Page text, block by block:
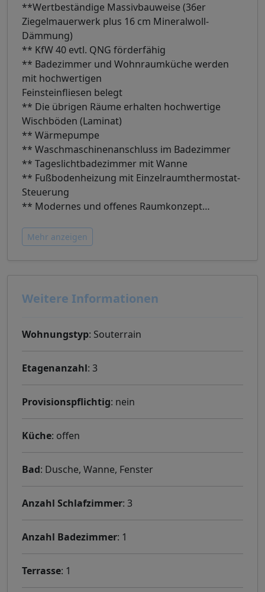
**Wertbeständige Massivbauweise (36er
Ziegelmauerwerk plus 16 cm Mineralwoll-
Dämmung)
** KfW 40 evtl. QNG förderfähig
** Badezimmer und Wohnraumküche werden
mit hochwertigen
Feinsteinfliesen belegt
** Die übrigen Räume erhalten hochwertige
Wischböden (Laminat)
** Wärmepumpe
** Waschmaschinenanschluss im Badezimmer
** Tageslichtbadezimmer mit Wanne
** Fußbodenheizung mit Einzelraumthermostat-
Steuerung
** Modernes und offenes Raumkonzept…
Mehr anzeigen
Weitere Informationen
Wohnungstyp: Souterrain
Etagenanzahl: 3
Provisionspflichtig: nein
Küche: offen
Bad: Dusche, Wanne, Fenster
Anzahl Schlafzimmer: 3
Anzahl Badezimmer: 1
Terrasse: 1